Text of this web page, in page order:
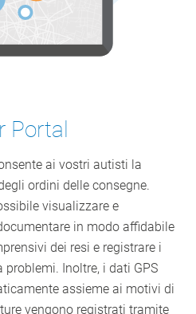
Portal
ai vostri autisti la
ordini delle consegne.
visualizzare e
in modo affidabile
dei resi e registrare i
Inoltre, i dati GPS
assieme ai motivi di
vengono registrati tramite